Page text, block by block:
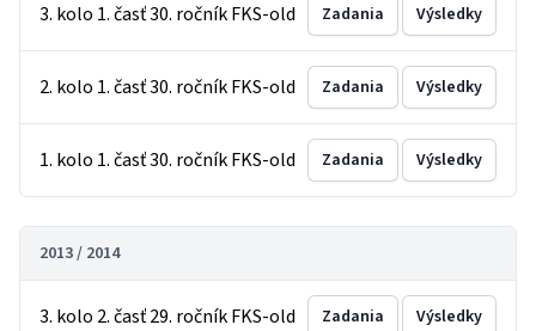
3. kolo 1. časť 30. ročník FKS-old Zadania Výsledky
2. kolo 1. časť 30. ročník FKS-old Zadania Výsledky
1. kolo 1. časť 30. ročník FKS-old Zadania Výsledky
2013 / 2014
3. kolo 2. časť 29. ročník FKS-old Zadania Výsledky